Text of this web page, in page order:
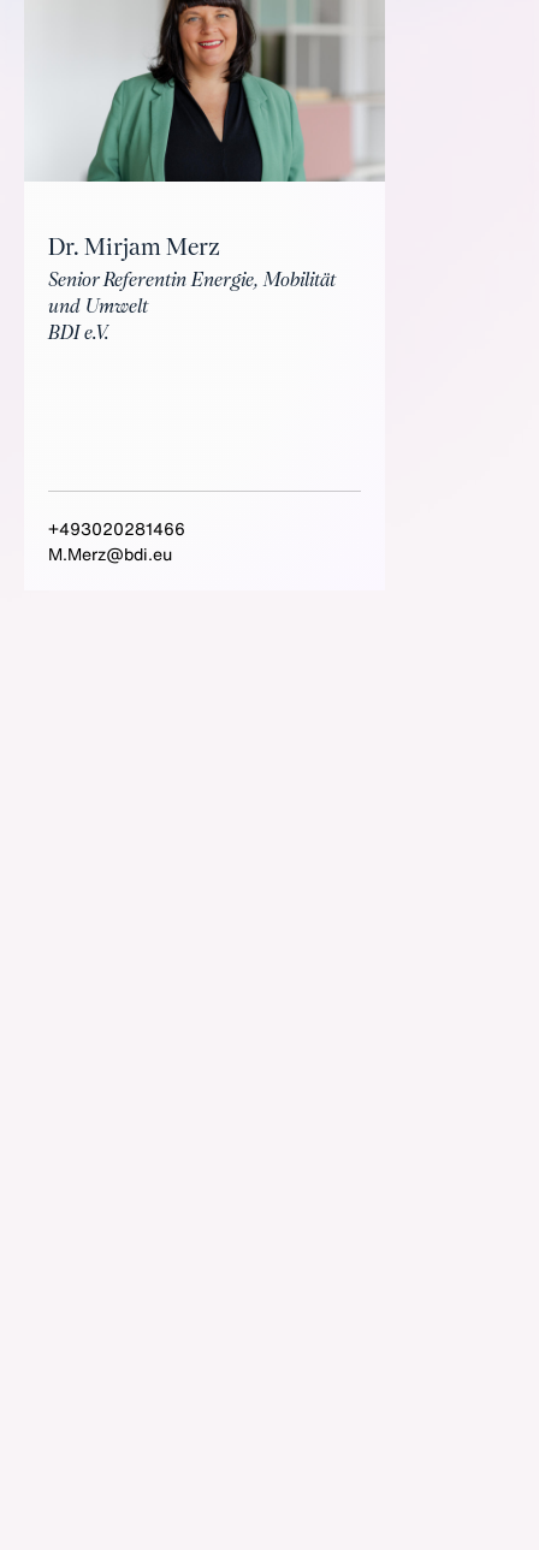
Dr. Mirjam Merz
Senior Referentin Energie, Mobilität
und Umwelt
BDI e.V.
+493020281466
M.Merz@bdi.eu